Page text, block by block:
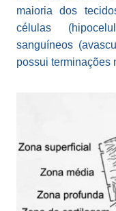
maioria dos
células
sanguíneos
possui terminações